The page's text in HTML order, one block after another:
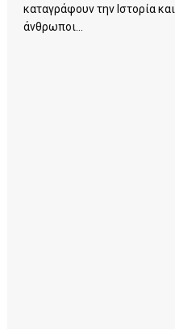
καταγράφουν την Ιστορία και
άνθρωποι...